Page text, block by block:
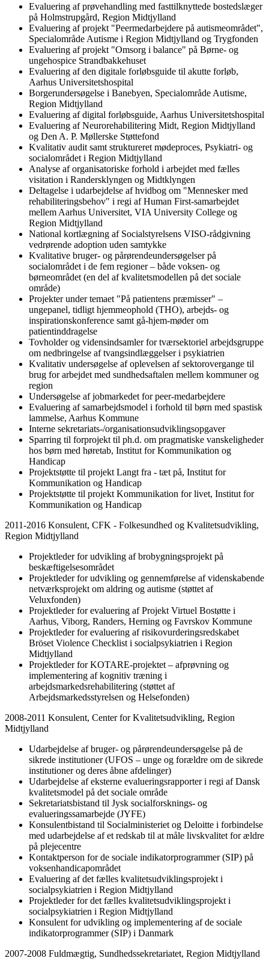
Evaluering af prøvehandling med fasttilknyttede bostedslæger
på Holmstrupgård, Region Midtjylland
Evaluering af projekt "Peermedarbejdere på autismeområdet",
Specialområde Autisme i Region Midtjylland og Trygfonden
Evaluering af projekt "Omsorg i balance" på Børne- og
ungehospice Strandbakkehuset
Evaluering af den digitale forløbsguide til akutte forløb,
Aarhus Universitetshospital
Borgerundersøgelse i Banebyen, Specialområde Autisme,
Region Midtjylland
Evaluering af digital forløbsguide, Aarhus Universitetshospital
Evaluering af Neurorehabilitering Midt, Region Midtjylland
og Den A. P. Møllerske Støttefond
Kvalitativ audit samt struktureret mødeproces, Psykiatri- og
socialområdet i Region Midtjylland
Analyse af organisatoriske forhold i arbejdet med fælles
visitation i Randersklyngen og Midtklyngen
Deltagelse i udarbejdelse af hvidbog om "Mennesker med
rehabiliteringsbehov" i regi af Human First-samarbejdet
mellem Aarhus Universitet, VIA University College og
Region Midtjylland
National kortlægning af Socialstyrelsens VISO-rådgivning
vedrørende adoption uden samtykke
Kvalitative bruger- og pårørendeundersøgelser på
socialområdet i de fem regioner – både voksen- og
børneområdet (en del af kvalitetsmodellen på det sociale
område)
Projekter under temaet "På patientens præmisser" –
ungepanel, tidligt hjemmeophold (THO), arbejds- og
inspirationskonference samt gå-hjem-møder om
patientinddragelse
Tovholder og vidensindsamler for tværsektoriel arbejdsgruppe
om nedbringelse af tvangsindlæggelser i psykiatrien
Kvalitativ undersøgelse af oplevelsen af sektorovergange til
brug for arbejdet med sundhedsaftalen mellem kommuner og
region
Undersøgelse af jobmarkedet for peer-medarbejdere
Evaluering af samarbejdsmodel i forhold til børn med spastisk
lammelse, Aarhus Kommune
Interne sekretariats-/organisationsudviklingsopgaver
Sparring til forprojekt til ph.d. om pragmatiske vanskeligheder
hos børn med høretab, Institut for Kommunikation og
Handicap
Projektstøtte til projekt Langt fra - tæt på, Institut for
Kommunikation og Handicap
Projektstøtte til projekt Kommunikation for livet, Institut for
Kommunikation og Handicap
2011-2016 Konsulent, CFK - Folkesundhed og Kvalitetsudvikling,
Region Midtjylland
Projektleder for udvikling af brobygningsprojekt på
beskæftigelsesområdet
Projektleder for udvikling og gennemførelse af videnskabende
netværksprojekt om aldring og autisme (støttet af
Veluxfonden)
Projektleder for evaluering af Projekt Virtuel Bostøtte i
Aarhus, Viborg, Randers, Herning og Favrskov Kommune
Projektleder for evaluering af risikovurderingsredskabet
Bröset Violence Checklist i socialpsykiatrien i Region
Midtjylland
Projektleder for KOTARE-projektet – afprøvning og
implementering af kognitiv træning i
arbejdsmarkedsrehabilitering (støttet af
Arbejdsmarkedsstyrelsen og Helsefonden)
2008-2011 Konsulent, Center for Kvalitetsudvikling, Region
Midtjylland
Udarbejdelse af bruger- og pårørendeundersøgelse på de
sikrede institutioner (UFOS – unge og forældre om de sikrede
institutioner og deres åbne afdelinger)
Udarbejdelse af eksterne evalueringsrapporter i regi af Dansk
kvalitetsmodel på det sociale område
Sekretariatsbistand til Jysk socialforsknings- og
evalueringssamarbejde (JYFE)
Konsulentbistand til Socialministeriet og Deloitte i forbindelse
med udarbejdelse af et redskab til at måle livskvalitet for ældre
på plejecentre
Kontaktperson for de sociale indikatorprogrammer (SIP) på
voksenhandicapområdet
Evaluering af det fælles kvalitetsudviklingsprojekt i
socialpsykiatrien i Region Midtjylland
Projektleder for det fælles kvalitetsudviklingsprojekt i
socialpsykiatrien i Region Midtjylland
Konsulent for udvikling og implementering af de sociale
indikatorprogrammer (SIP) i Danmark
2007-2008 Fuldmægtig, Sundhedssekretariatet, Region Midtjylland